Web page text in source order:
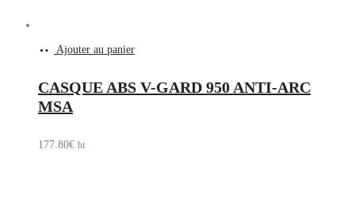
Ajouter au panier
CASQUE ABS V-GARD 950 ANTI-ARC
MSA
177.80€ ht